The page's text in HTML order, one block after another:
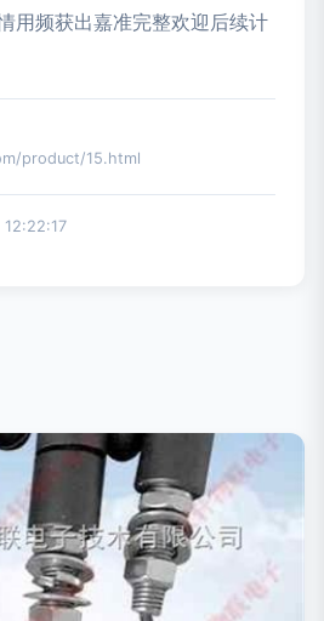
用频获出嘉准完整欢迎后续计
product/15.html